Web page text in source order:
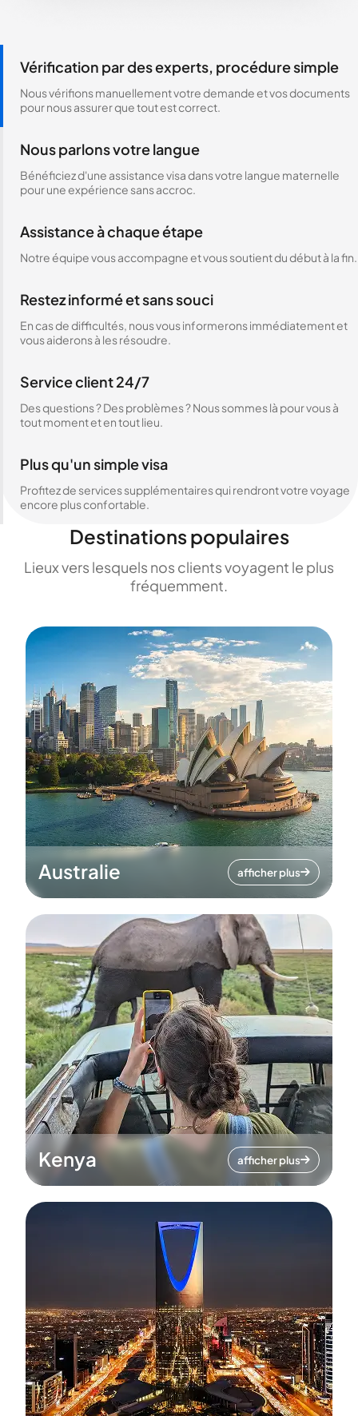
Vérification par des experts, procédure simple
Nous vérifions manuellement votre demande et vos documents
pour nous assurer que tout est correct.
Nous parlons votre langue
Bénéficiez d'une assistance visa dans votre langue maternelle
pour une expérience sans accroc.
Assistance à chaque étape
Notre équipe vous accompagne et vous soutient du début à la fin.
Restez informé et sans souci
En cas de difficultés, nous vous informerons immédiatement et
vous aiderons à les résoudre.
Service client 24/7
Des questions ? Des problèmes ? Nous sommes là pour vous à
tout moment et en tout lieu.
Plus qu'un simple visa
Profitez de services supplémentaires qui rendront votre voyage
encore plus confortable.
Destinations populaires
Lieux vers lesquels nos clients voyagent le plus
fréquemment.
Australie afficher plus
Kenya afficher plus